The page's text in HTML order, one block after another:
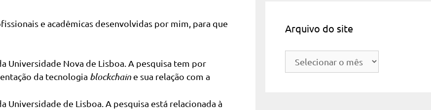
e acadêmicas desenvolvidas por mim, para que
Universidade Nova de Lisboa. A pesquisa tem por
da tecnologia blockchain e sua relação com a
Universidade de Lisboa. A pesquisa está relacionada à
Arquivo do site
Arquivo